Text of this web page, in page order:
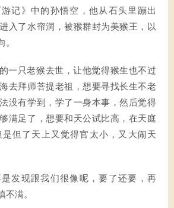
记》中的孙悟空，他从石头里蹦出
入了水帘洞，被猴群封为美猴王，以
。
一只老猴去世，让他觉得猴生也不过
去拜师菩提老祖，想要寻找长生不老
没有学到，学了一身本事，然后觉得
满足了，想要和天公试比高，在天庭
但了天上又觉得官太小，又大闹天
发现跟我们很像呢，要了还要，再
不满。